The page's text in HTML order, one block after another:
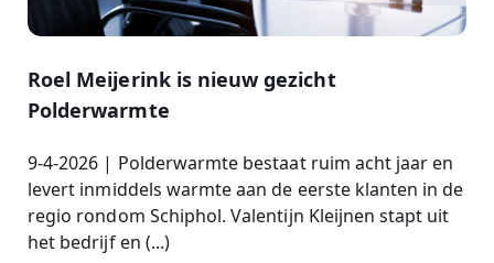
Roel Meijerink is nieuw gezicht
Polderwarmte
9-4-2026 | Polderwarmte bestaat ruim acht jaar en
levert inmiddels warmte aan de eerste klanten in de
regio rondom Schiphol. Valentijn Kleijnen stapt uit
het bedrijf en (...)